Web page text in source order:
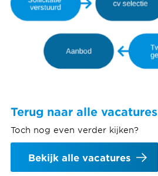
Terug naar alle vacatures
Toch nog even verder kijken?
Bekijk alle vacatures